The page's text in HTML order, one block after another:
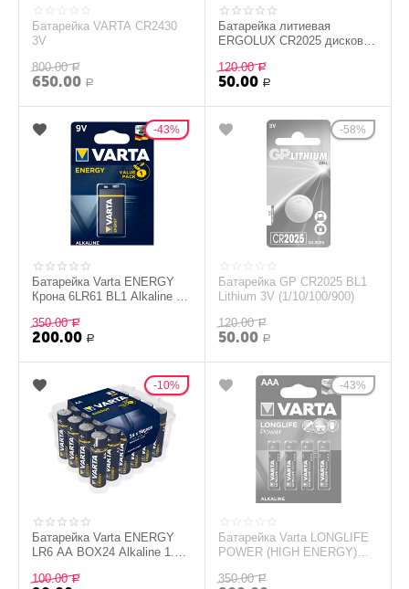
Батарейка VARTA CR2430
3V
800.00 Р
650.00 Р
Батарейка литиевая
ERGOLUX CR2025 дисковая
120.00 Р
50.00 Р
43%
Батарейка Varta ENERGY
Крона 6LR61 BL1 Alkaline 9V
350.00 Р
200.00 Р
58%
Батарейка GP CR2025 BL1
Lithium 3V (1/10/100/900)
120.00 Р
50.00 Р
10%
Батарейка Varta ENERGY
LR6 AA BOX24 Alkaline 1.5V
100.00 Р
43%
Батарейка Varta LONGLIFE
POWER (HIGH ENERGY)
(4903)
350.00 Р